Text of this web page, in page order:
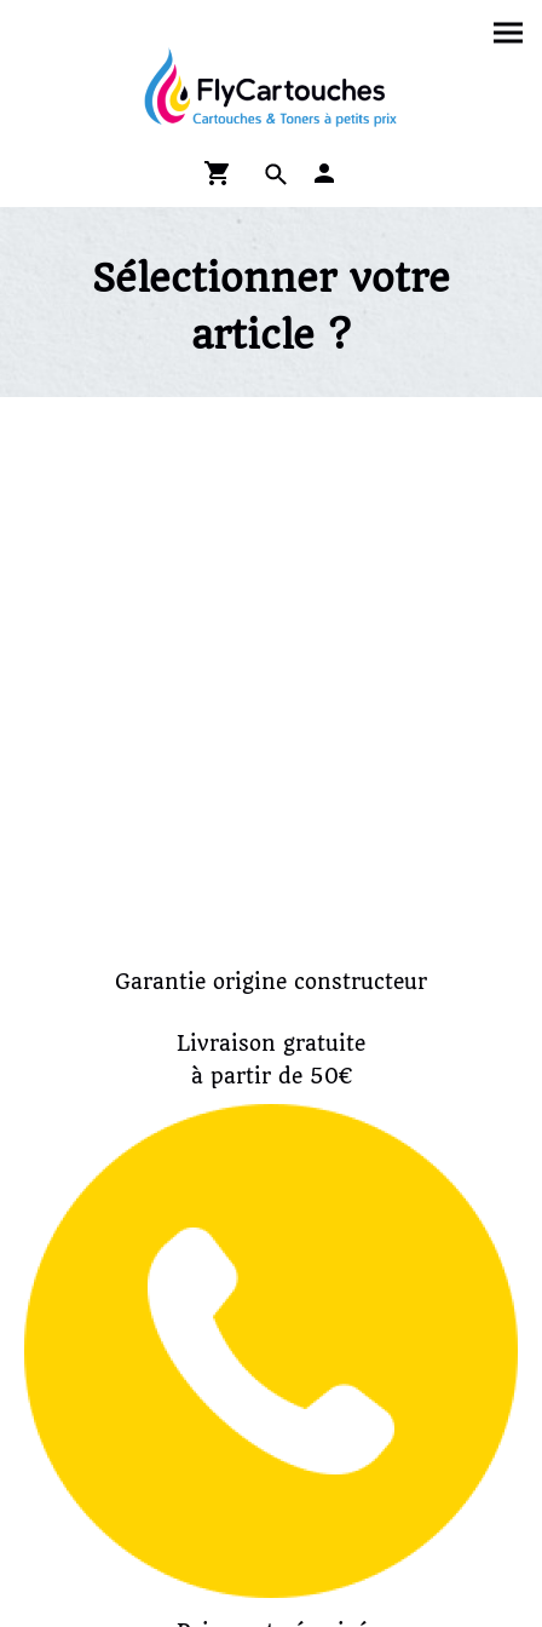
Sélectionner votre
article ?
Garantie origine constructeur
Livraison gratuite
à partir de 50€